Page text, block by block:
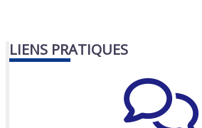
LIENS PRATIQUES